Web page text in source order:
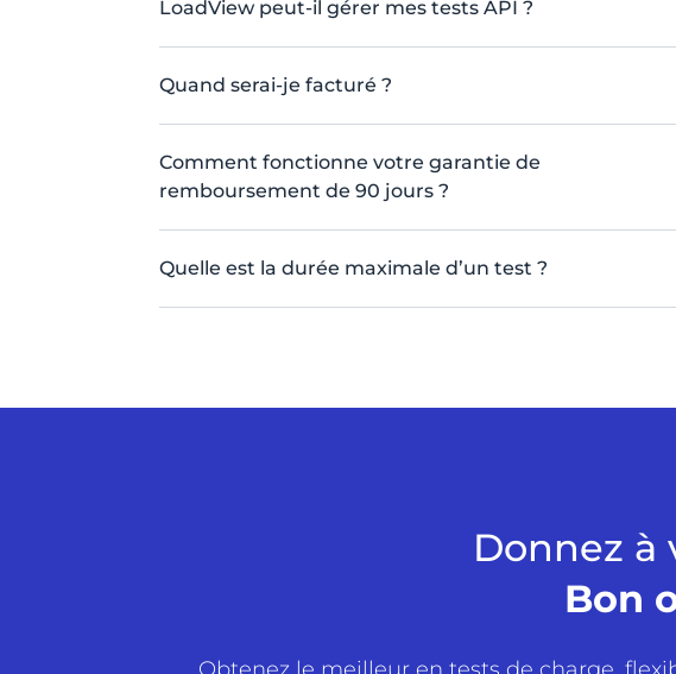
LoadView peut-il gérer mes tests API ?
Quand serai-je facturé ?
Comment fonctionne votre garantie de
remboursement de 90 jours ?
Quelle est la durée maximale d’un test ?
Donnez à
Bon